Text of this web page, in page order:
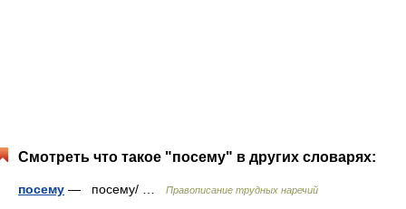
Смотреть что такое "посему" в других словарях:
посему — посему/ … Правописание трудных наречий